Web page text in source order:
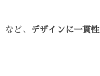
など、 デザインに一貫